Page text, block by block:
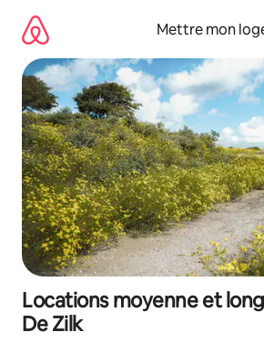
directement
contenu
Mettre mon
Locations moyenne et
De Zilk